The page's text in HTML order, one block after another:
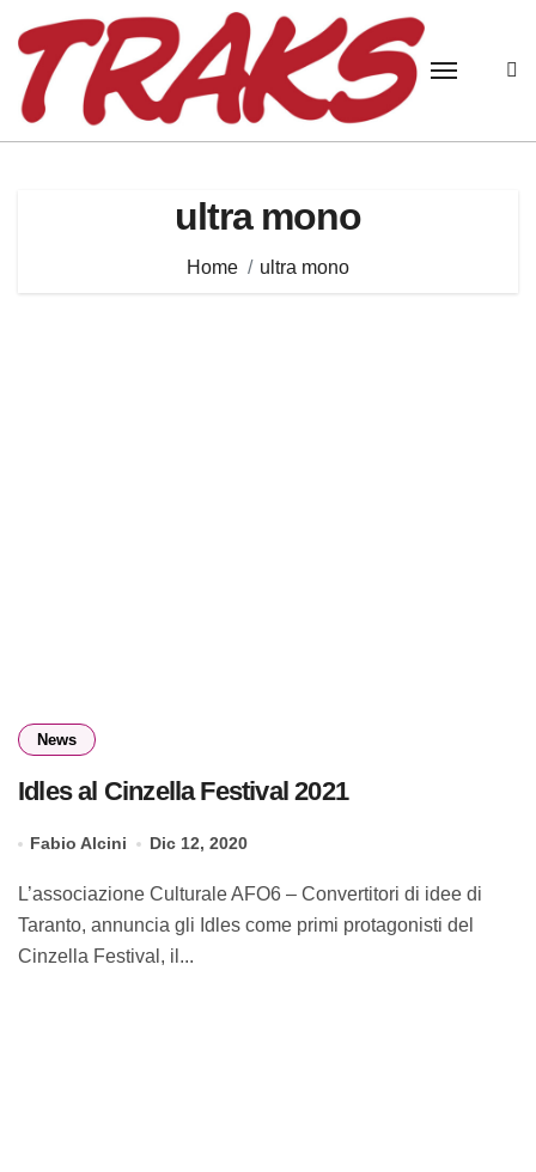
content
ultra mono
Home ultra mono
News
Idles al Cinzella Festival 2021
Fabio Alcini Dic 12, 2020
L’associazione Culturale AFO6 – Convertitori di idee di
Taranto, annuncia gli Idles come primi protagonisti del
Cinzella Festival, il...